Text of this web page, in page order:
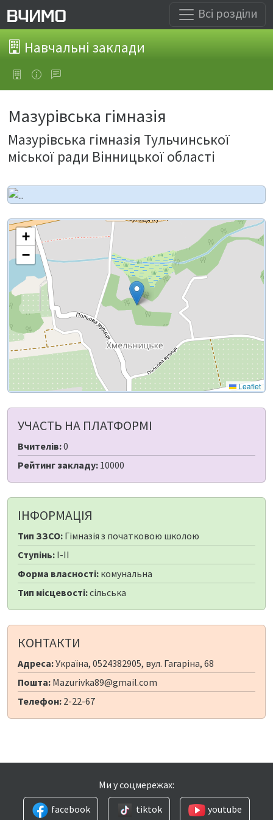
Всі розділи
Навчальні заклади
Мазурівська гімназія
Мазурівська гімназія Тульчинської
міської ради Вінницької області
+
−
Leaflet
УЧАСТЬ НА ПЛАТФОРМІ
Вчителів:0
Рейтинг закладу: 10000
ІНФОРМАЦІЯ
Тип ЗЗСО: Гімназія з початковою школою
Ступінь: I-II
Форма власності: комунальна
Тип місцевості:сільська
КОНТАКТИ
Адреса:Україна, 0524382905, вул. Гагаріна, 68
Пошта: Mazurivka89@gmail.com
Телефон: 2-22-67
Ми у соцмережах:
facebook
tiktok youtube